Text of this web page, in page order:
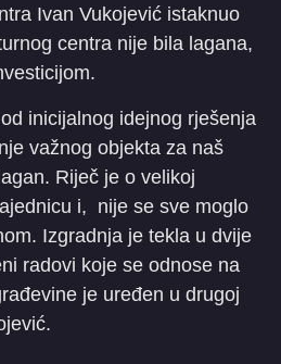
Ivan Vukojević istaknuo
centra nije bila lagana,
inicijalnog idejnog rješenja
važnog objekta za naš
Riječ je o velikoj
i, nije se sve moglo
Izgradnja je tekla u dvije
radovi koje se odnose na
je uređen u drugoj